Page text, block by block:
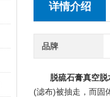
详情介绍
品牌
脱硫石膏真空脱
(滤布)被抽走，而固